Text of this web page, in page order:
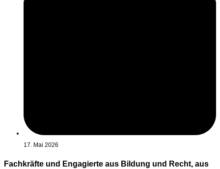
17. Mai 2026
Fachkräfte und Engagierte aus Bildung und Recht, aus